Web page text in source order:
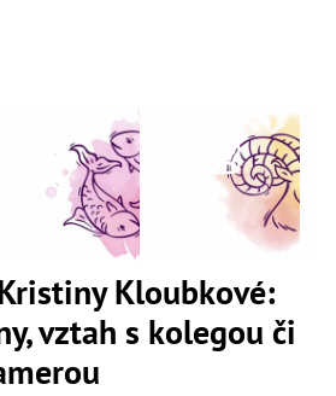
Kloubkové:
vztah s kolegou či